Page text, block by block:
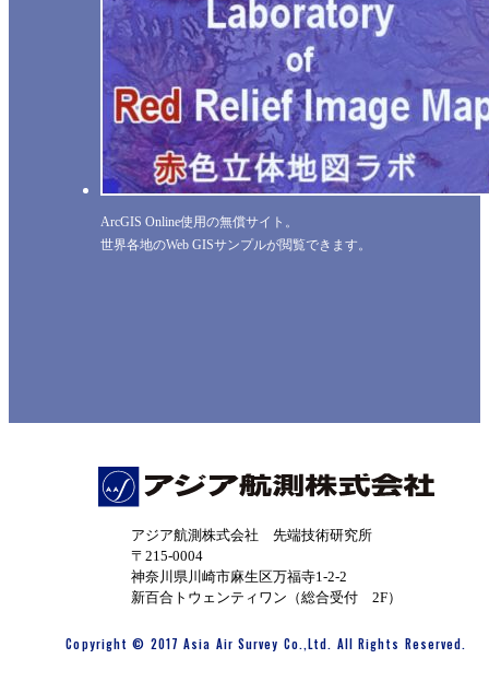
ArcGIS Online使用の無償サイト。
世界各地のWeb GISサンプルが閲覧できます。
アジア航測株式会社 先端技術研究所
〒215-0004
神奈川県川崎市麻生区万福寺1-2-2
新百合トウェンティワン（総合受付 2F）
Copyright © 2017 Asia Air Survey Co.,Ltd. All Rights Reserved.